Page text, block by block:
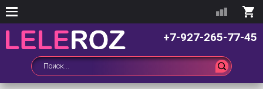
+7-927-265-77-45